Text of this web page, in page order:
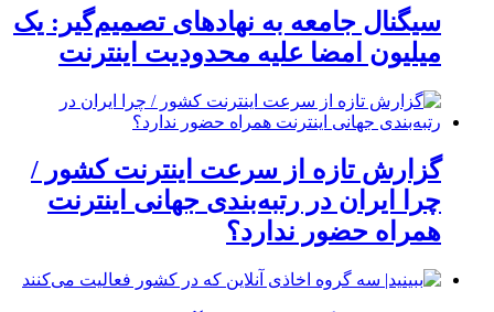
سیگنال جامعه به نهادهای تصمیم‌گیر: یک
میلیون امضا علیه محدودیت اینترنت
گزارش تازه از سرعت اینترنت کشور /
چرا ایران در رتبه‌بندی جهانی اینترنت
همراه حضور ندارد؟